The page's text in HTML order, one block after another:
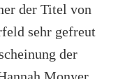
der Titel von
sehr gefreut
der